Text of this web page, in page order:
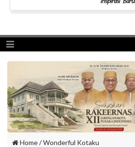
Toggle navigation
Home/Wonderful Kotaku